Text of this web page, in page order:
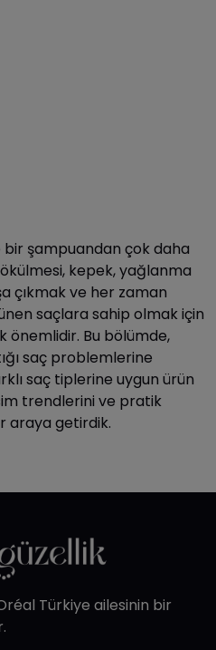
bir şampuandan çok daha
kepek, yağlanma
çıkmak ve her zaman
saçlara sahip olmak için
Bu bölümde,
saç problemlerine
saç tiplerine uygun ürün
trendlerini ve pratik
araya getirdik.
Türkiye ailesinin bir